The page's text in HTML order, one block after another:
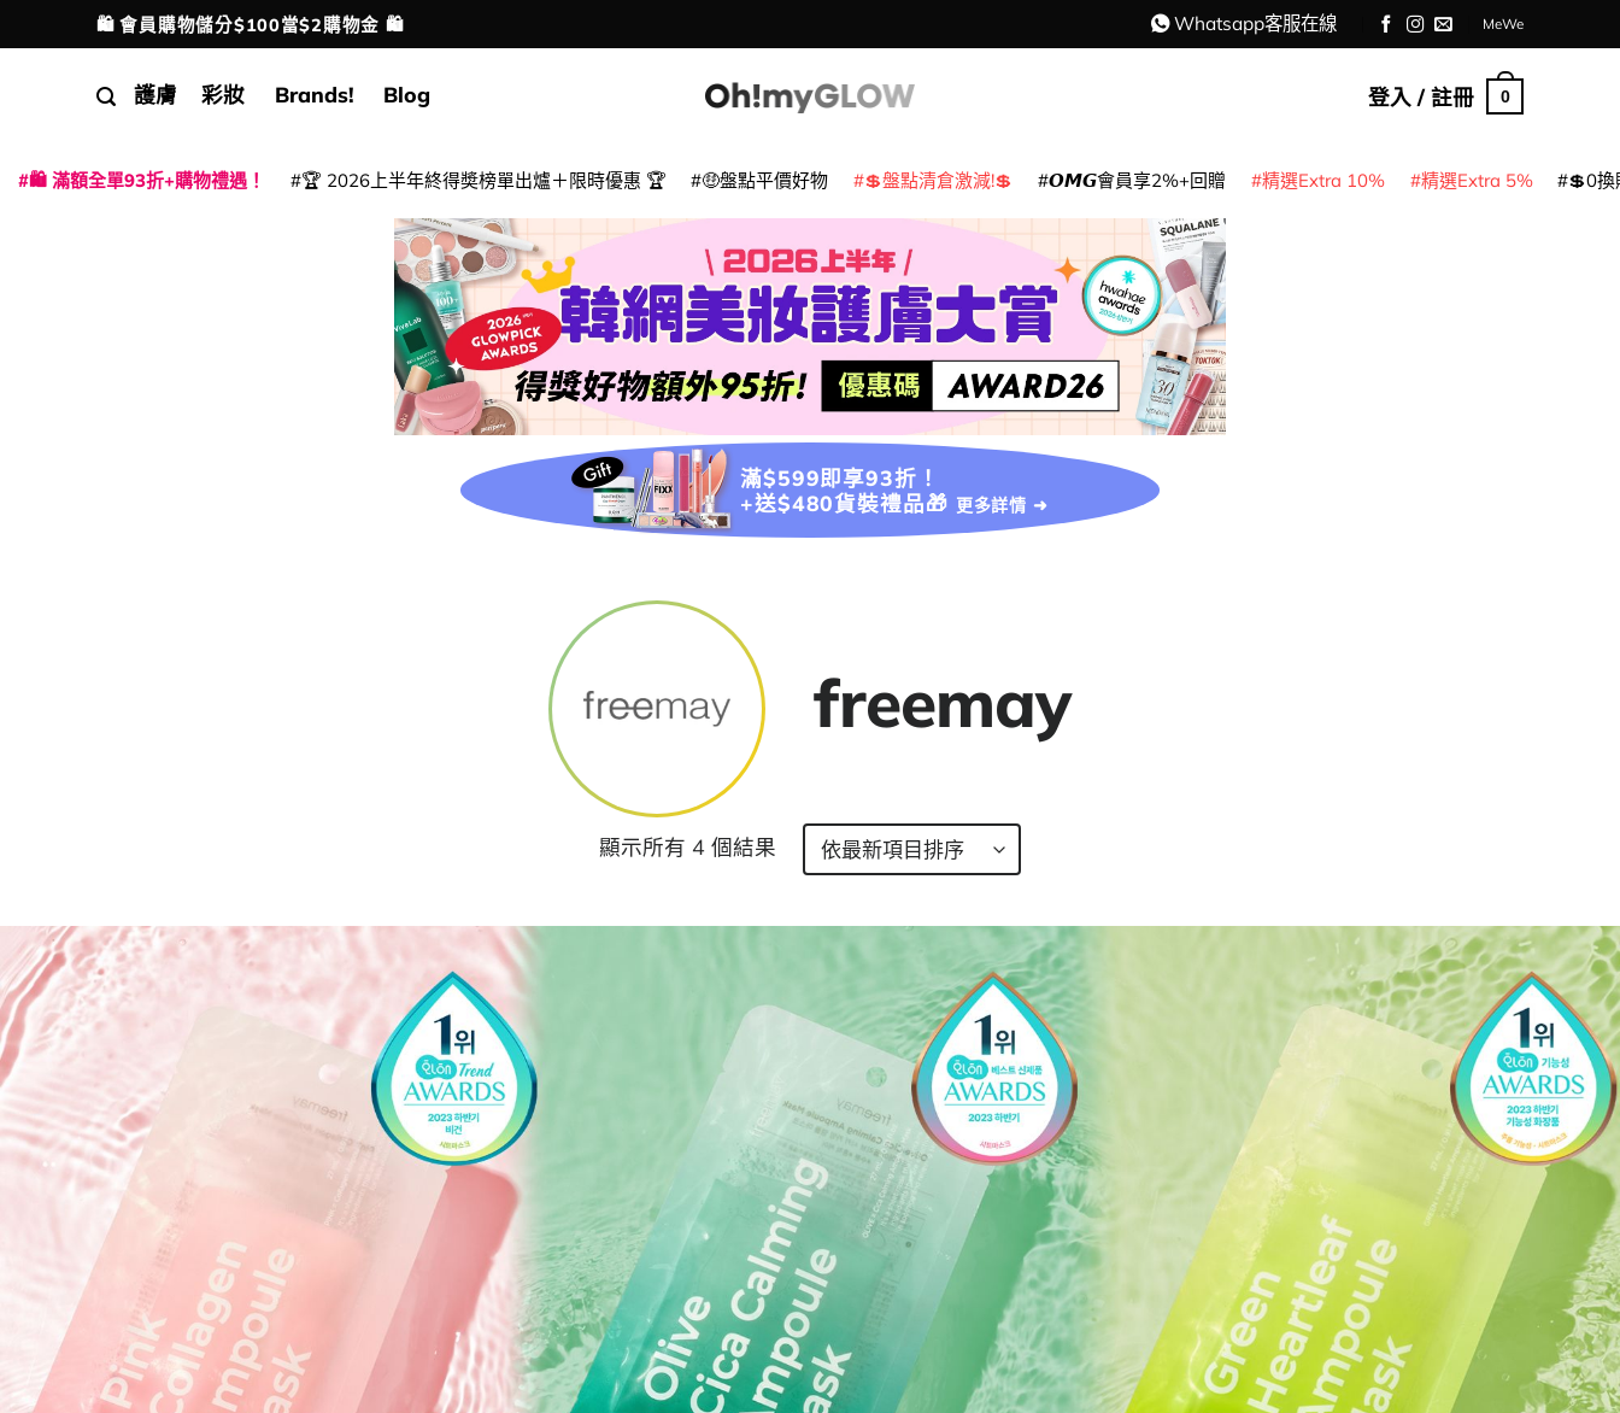
to
配送港澳
🛍️ 會員購物儲分$100當$2購物金 🛍️ Whatsapp客服在線 MeWe
護膚 彩妝 Brands! Blog 登入 / 註冊 0
🛍️ 滿額全單93折+購物禮遇！ 🏆 2026上半年終得奬榜單出爐＋限時優惠 🏆 🤑盤點平價好物 💲盤點清倉激減!💲 𝙊𝙈𝙂會員享2%+回贈 精選Extra 10% 精選Extra 5% 💲0換
滿$599即享93折！
+送$480貨裝禮品🎁 更多詳情 ➜
freemay
顯示所有 4 個結果